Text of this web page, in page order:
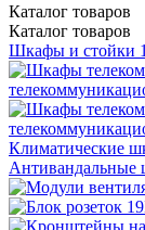
Каталог товаров
Каталог товаров
Шкафы и стойки
Климатические
Антивандальные